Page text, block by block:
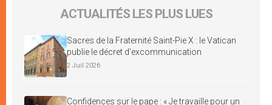
ACTUALITÉS LES PLUS LUES
Sacres de la Fraternité Saint-Pie X : le Vatican
publie le décret d’excommunication
2 Juil 2026
Confidences sur le pape : « Je travaille pour un